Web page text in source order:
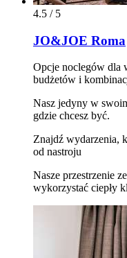
4.5 / 5
JO&JOE Roma
Opcje noclegów dla
budżetów i
Nasz jedyny w
gdzie chcesz być.
Znajdź wydarzenia,
od nastroju
Nasze przestrzenie
wykorzystać ciepły